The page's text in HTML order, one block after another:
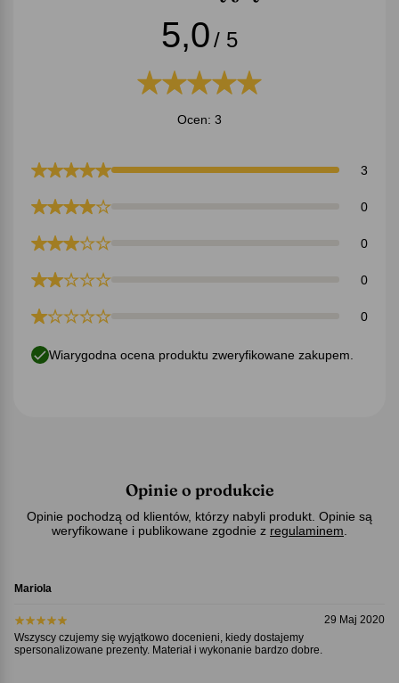
5,0/ 5
Ocen: 3
3
0
0
0
0
Wiarygodna ocena produktu zweryfikowane zakupem.
Opinie o produkcie
Opinie pochodzą od klientów, którzy nabyli produkt. Opinie są
weryfikowane i publikowane zgodnie z regulaminem
Mariola
29 Maj 2020
Wszyscy czujemy się wyjątkowo docenieni, kiedy dostajemy
spersonalizowane prezenty. Materiał i wykonanie bardzo dobre.